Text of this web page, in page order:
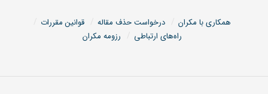
همکاری با مکران درخواست حذف مقاله
قوانین مقررات
راه‌های ارتباطی
رزومه مکران